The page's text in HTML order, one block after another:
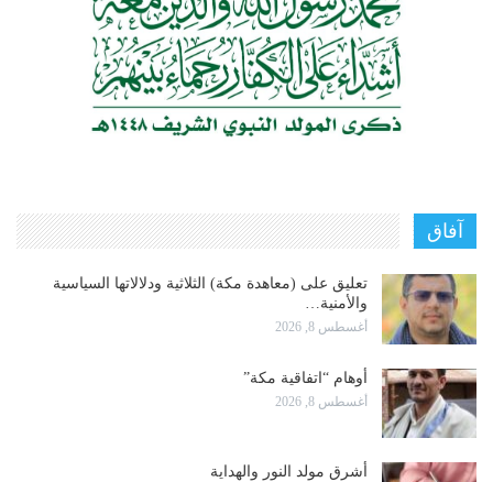
آفاق
تعليق على (معاهدة مكة) الثلاثية ودلالاتها السياسية
والأمنية…
أغسطس 8, 2026
أوهام “اتفاقية مكة”
أغسطس 8, 2026
أشرق مولد النور والهداية